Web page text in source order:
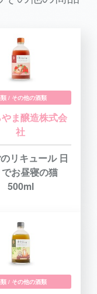
/ その他の酒類
ま醸造株式会
社
リキュール 日
でお昼寝の猫
500ml
/ その他の酒類